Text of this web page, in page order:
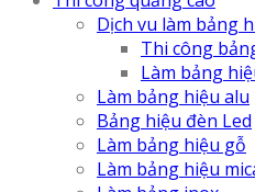
Dịch vu làm bảng
Thi công
Làm bảng
Làm bảng hiệu alu
Bảng hiệu đèn Led
Làm bảng hiệu gỗ
Làm bảng hiệu